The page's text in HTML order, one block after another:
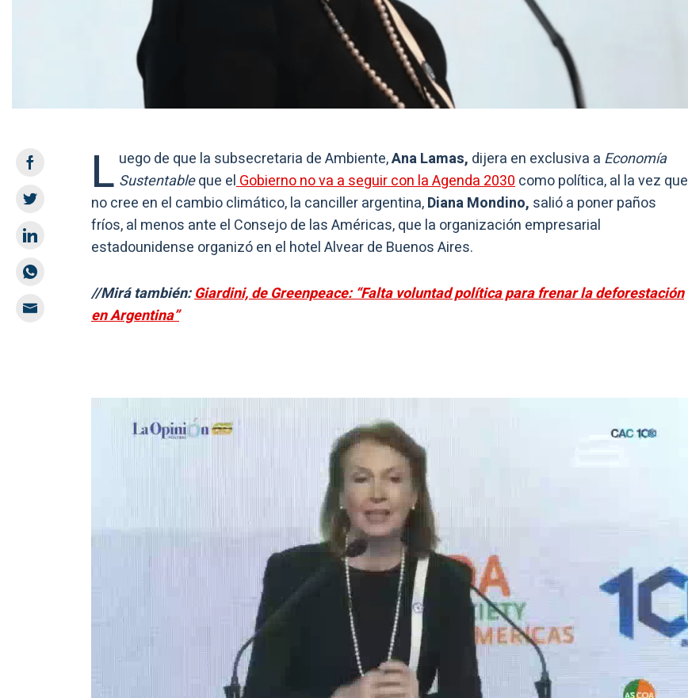
L uego de que la subsecretaria de Ambiente,Ana Lamas, dijera en exclusiva a Economía
Sustentableque elGobierno no va a seguir con la Agenda 2030como política, al la vez que
no cree en el cambio climático, la canciller argentina,Diana Mondino, salió a poner paños
fríos, al menos ante el Consejo de las Américas, que la organización empresarial
estadounidense organizó en el hotel Alvear de Buenos Aires.
//Mirá también:Giardini, de Greenpeace: “Falta voluntad política para frenar la deforestación
en Argentina”